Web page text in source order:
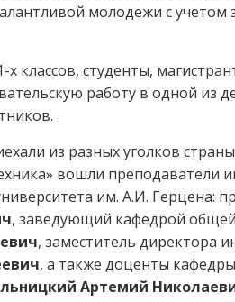
молодежи с учетом
классов, студенты,
работу в одной из
из разных уголков
вошли преподаватели
им. А.И. Герцена:
, заведующий кафедрой
, заместитель директора
, а также доценты
Артемий